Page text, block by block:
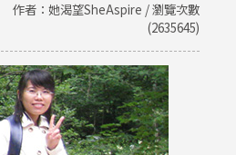
作者：她渴望SheAspire / 瀏覽次數
(2635645)